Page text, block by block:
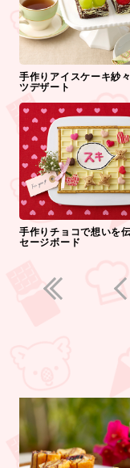
手作りアイスケーキ紗
ツデザート
手作りチョコで想いを
セージボード